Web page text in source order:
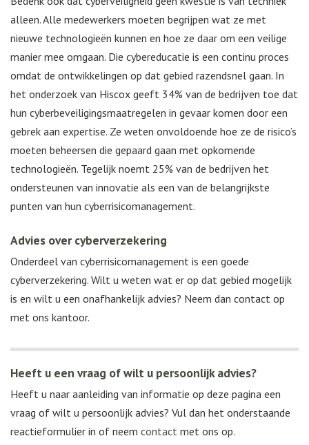
alleen. Alle medewerkers moeten begrijpen wat ze met
nieuwe technologieën kunnen en hoe ze daar om een veilige
manier mee omgaan. Die cybereducatie is een continu proces
omdat de ontwikkelingen op dat gebied razendsnel gaan. In
het onderzoek van Hiscox geeft 34% van de bedrijven toe dat
hun cyberbeveiligingsmaatregelen in gevaar komen door een
gebrek aan expertise. Ze weten onvoldoende hoe ze de risico’s
moeten beheersen die gepaard gaan met opkomende
technologieën. Tegelijk noemt 25% van de bedrijven het
ondersteunen van innovatie als een van de belangrijkste
punten van hun cyberrisicomanagement.
Advies over cyberverzekering
Onderdeel van cyberrisicomanagement is een goede
cyberverzekering. Wilt u weten wat er op dat gebied mogelijk
is en wilt u een onafhankelijk advies? Neem dan contact op
met ons kantoor.
Heeft u een vraag of wilt u persoonlijk advies?
Heeft u naar aanleiding van informatie op deze pagina een
vraag of wilt u persoonlijk advies? Vul dan het onderstaande
reactieformulier in of neem contact met ons op.